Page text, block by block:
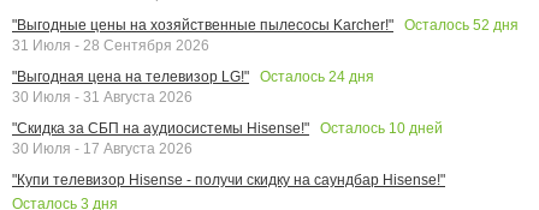
"Выгодные цены на хозяйственные пылесосы Karcher!"
Осталось 52 дня
31 Июля - 28 Сентября 2026
"Выгодная цена на телевизор LG!"
Осталось 24 дня
30 Июля - 31 Августа 2026
"Скидка за СБП на аудиосистемы Hisense!"
Осталось 10 дней
30 Июля - 17 Августа 2026
"Купи телевизор Hisense - получи скидку на саундбар Hisense!"
Осталось 3 дня